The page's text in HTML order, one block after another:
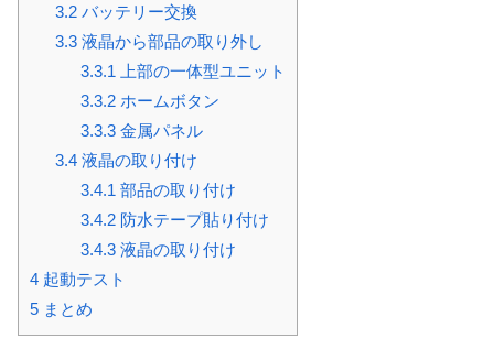
3.2バッテリー交換
3.3液晶から部品の取り外し
3.3.1 上部の一体型ユニット
3.3.2ホームボタン
3.3.3金属パネル
3.4液晶の取り付け
3.4.1 部品の取り付け
3.4.2防水テープ貼り付け
3.4.3液晶の取り付け
4 起動テスト
5 まとめ